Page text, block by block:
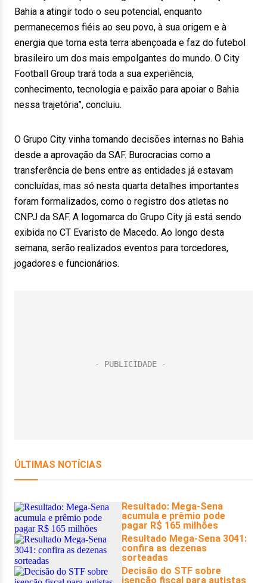
Bahia a atingir todo o seu potencial, enquanto
permanecemos fiéis ao seu povo, à sua origem e à
energia que torna esta terra abençoada e faz do futebol
brasileiro um dos mais empolgantes do mundo. O City
Football Group trará toda a sua experiência,
conhecimento, tecnologia e paixão para apoiar o Bahia
nessa trajetória”, concluiu.
O Grupo City vinha tomando decisões internas no Bahia
desde a aprovação da SAF. Burocracias como a
transferência de bens entre as entidades já estavam
concluídas, mas só nesta quarta detalhes importantes
foram formalizados, como o registro dos atletas no
CNPJ da SAF. A logomarca do Grupo City já está sendo
exibida no CT Evaristo de Macedo. Ao longo desta
semana, serão realizados eventos para torcedores,
jogadores e funcionários.